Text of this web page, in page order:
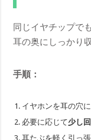
同じイヤチップで
耳の奥にしっかり
手順：
イヤホンを耳の穴
必要に応じて少し
耳たぶを軽く引っ